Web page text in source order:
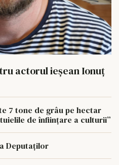
actorul ieşean Ionuţ
7 tone de grâu pe hectar
de înființare a culturii”
Deputaților